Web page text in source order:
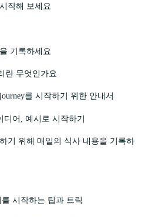
작해 보세요
기록하세요
란 무엇인가요
를 시작하기 위한 안내서
디어, 예시로 시작하기
기 위해 매일의 식사 내용을 기록하
시작하는 팁과 트릭